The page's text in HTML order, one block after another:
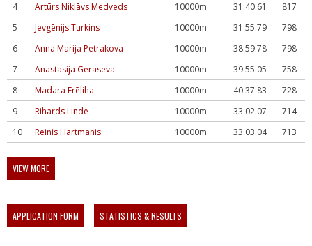
4
Artūrs Niklāvs Medveds 10000m 31:40.61
817
5
Jevgēnijs Turkins 10000m 31:55.79
798
6
Anna Marija Petrakova 10000m 38:59.78
798
7
Anastasija Geraseva 10000m 39:55.05
758
8
Madara Frēliha 10000m 40:37.83
728
9
Rihards Linde 10000m 33:02.07
714
10
Reinis Hartmanis 10000m 33:03.04 713
VIEW MORE
APPLICATION FORM STATISTICS & RESULTS